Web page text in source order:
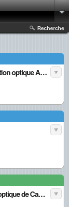
Recherche
DxO Labs pointe du doigt le système de correction optique Adobe
Vidéo de présentation des outils de correction optique de Camera Raw 6.1 et Lightroom 3.0